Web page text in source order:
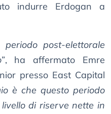
indurre Erdogan a
post-elettorale
, ha affermato Emre
presso East Capital
è che questo periodo
di riserve nette in